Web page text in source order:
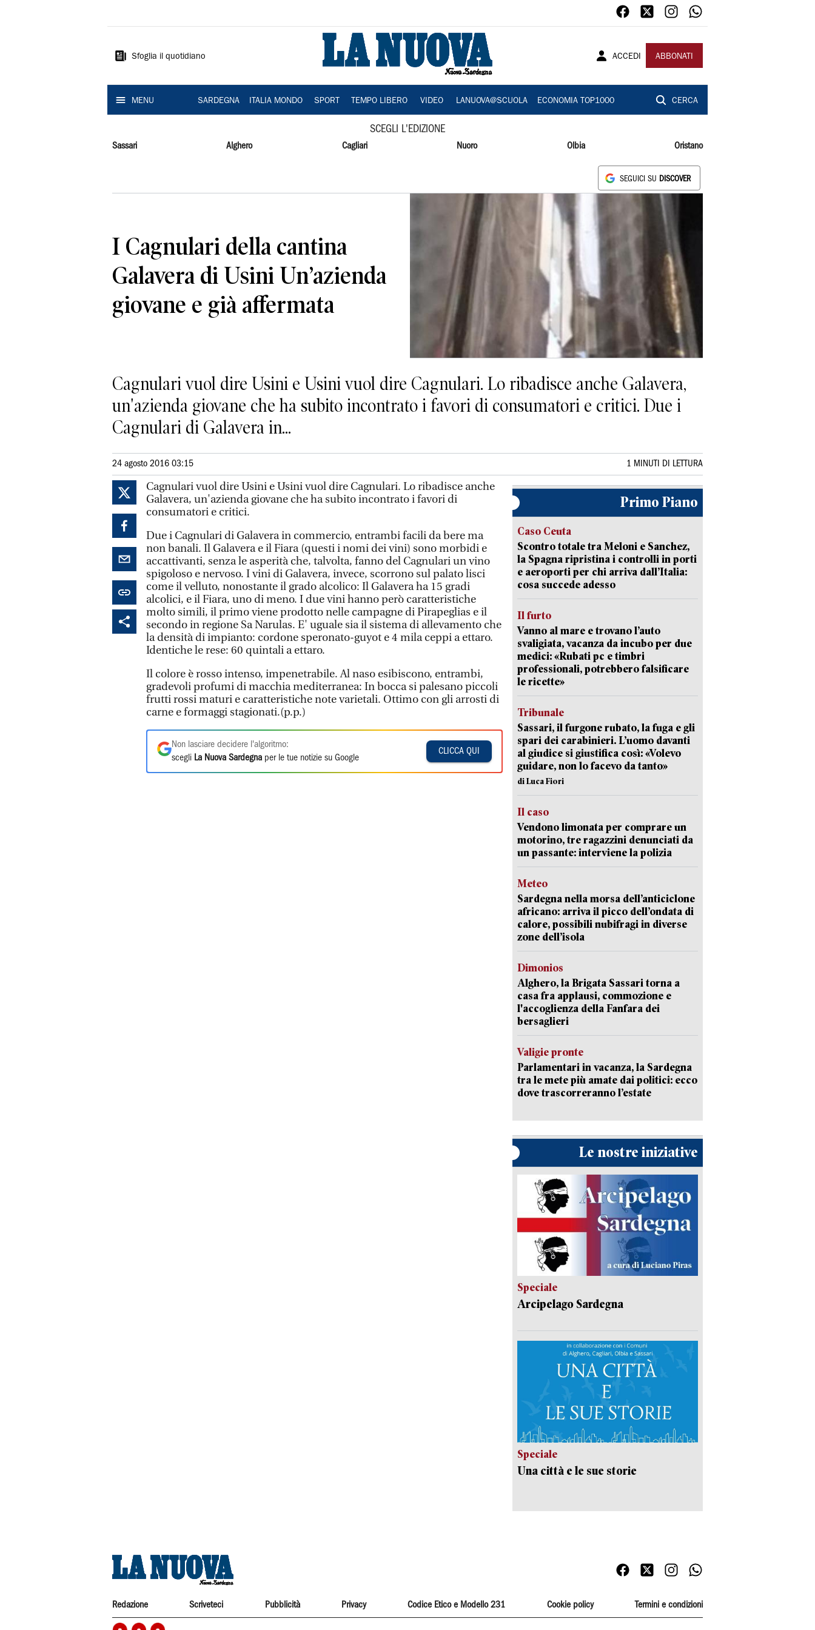
Sardegna
Sfoglia il quotidiano ACCEDI ABBONATI
MENU SARDEGNA ITALIA MONDO SPORT TEMPO LIBERO VIDEO LANUOVA@SCUOLA ECONOMIA TOP1000 CERCA
SCEGLI L'EDIZIONE
Sassari Alghero Cagliari Nuoro Olbia Oristano
SEGUICI SU DISCOVER
I Cagnulari della cantina
Galavera di Usini Un’azienda
giovane e già affermata
Cagnulari vuol dire Usini e Usini vuol dire Cagnulari. Lo ribadisce anche Galavera,
un'azienda giovane che ha subito incontrato i favori di consumatori e critici. Due i
Cagnulari di Galavera in...
24 agosto 2016 03:15 1 MINUTI DI LETTURA
Cagnulari vuol dire Usini e Usini vuol dire Cagnulari. Lo ribadisce anche
Galavera, un'azienda giovane che ha subito incontrato i favori di
consumatori e critici.
Due i Cagnulari di Galavera in commercio, entrambi facili da bere ma
non banali. Il Galavera e il Fiara (questi i nomi dei vini) sono morbidi e
accattivanti, senza le asperità che, talvolta, fanno del Cagnulari un vino
spigoloso e nervoso. I vini di Galavera, invece, scorrono sul palato lisci
come il velluto, nonostante il grado alcolico: Il Galavera ha 15 gradi
alcolici, e il Fiara, uno di meno. I due vini hanno però caratteristiche
molto simili, il primo viene prodotto nelle campagne di Pirapeglias e il
secondo in regione Sa Narulas. E' uguale sia il sistema di allevamento che
la densità di impianto: cordone speronato-guyot e 4 mila ceppi a ettaro.
Identiche le rese: 60 quintali a ettaro.
Il colore è rosso intenso, impenetrabile. Al naso esibiscono, entrambi,
gradevoli profumi di macchia mediterranea: In bocca si palesano piccoli
frutti rossi maturi e caratteristiche note varietali. Ottimo con gli arrosti di
carne e formaggi stagionati.(p.p.)
Non lasciare decidere l'algoritmo:
scegli La Nuova Sardegna per le tue notizie su Google
CLICCA QUI
Primo Piano
Caso Ceuta
Scontro totale tra Meloni e Sanchez,
la Spagna ripristina i controlli in porti
e aeroporti per chi arriva dall’Italia:
cosa succede adesso
Il furto
Vanno al mare e trovano l’auto
svaligiata, vacanza da incubo per due
medici: «Rubati pc e timbri
professionali, potrebbero falsificare
le ricette»
Tribunale
Sassari, il furgone rubato, la fuga e gli
spari dei carabinieri. L’uomo davanti
al giudice si giustifica così: «Volevo
guidare, non lo facevo da tanto»
di Luca Fiori
Il caso
Vendono limonata per comprare un
motorino, tre ragazzini denunciati da
un passante: interviene la polizia
Meteo
Sardegna nella morsa dell’anticiclone
africano: arriva il picco dell’ondata di
calore, possibili nubifragi in diverse
zone dell’isola
Dimonios
Alghero, la Brigata Sassari torna a
casa fra applausi, commozione e
l'accoglienza della Fanfara dei
bersaglieri
Valigie pronte
Parlamentari in vacanza, la Sardegna
tra le mete più amate dai politici: ecco
dove trascorreranno l’estate
Le nostre iniziative
Speciale
Arcipelago Sardegna
Speciale
Una città e le sue storie
Redazione Scriveteci Pubblicità Privacy Codice Etico e Modello 231 Cookie policy Termini e condizioni